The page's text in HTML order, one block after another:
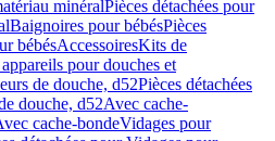
minéralPièces détachées pour
Baignoires pour bébésPièces
bébésAccessoiresKits de
pour douches et
de douche, d52Pièces détachées
douche, d52Avec cache-
cache-bondeVidages pour